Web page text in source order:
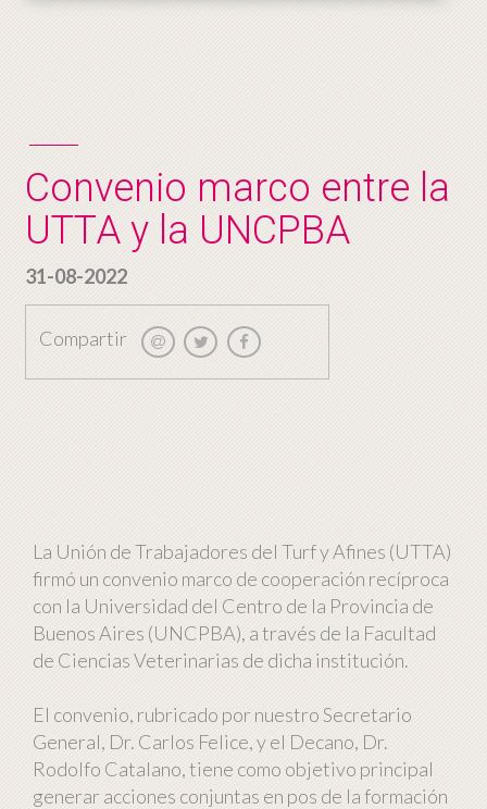
Convenio marco entre la
UTTA y la UNCPBA
31-08-2022
Compartir
La Unión de Trabajadores del Turf y Afines (UTTA)
firmó un convenio marco de cooperación recíproca
con la Universidad del Centro de la Provincia de
Buenos Aires (UNCPBA), a través de la Facultad
de Ciencias Veterinarias de dicha institución.
El convenio, rubricado por nuestro Secretario
General, Dr. Carlos Felice, y el Decano, Dr.
Rodolfo Catalano, tiene como objetivo principal
generar acciones conjuntas en pos de la formación